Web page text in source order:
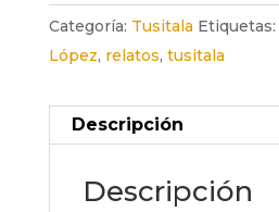
Categoría: Tusitala Etiquetas:
López, relatos, tusitala
Descripción
Descripción